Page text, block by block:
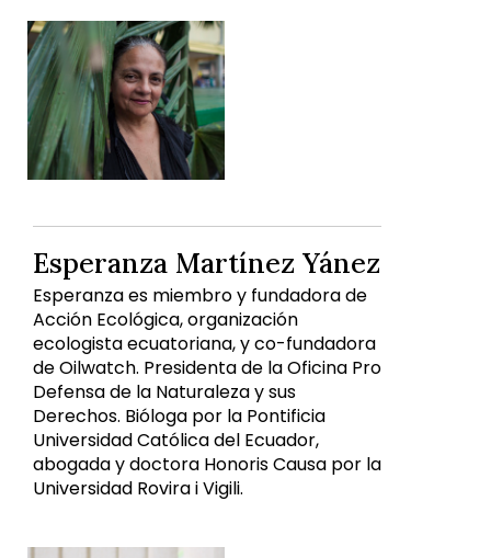
Esperanza Martínez Yánez
Esperanza es miembro y fundadora de
Acción Ecológica, organización
ecologista ecuatoriana, y co-fundadora
de Oilwatch. Presidenta de la Oficina Pro
Defensa de la Naturaleza y sus
Derechos. Bióloga por la Pontificia
Universidad Católica del Ecuador,
abogada y doctora Honoris Causa por la
Universidad Rovira i Vigili.